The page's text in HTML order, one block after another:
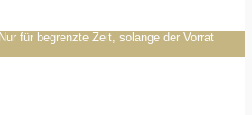
für begrenzte Zeit, solange der Vorrat